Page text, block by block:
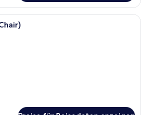
Ein Hotelzimmer mit einem Bett,